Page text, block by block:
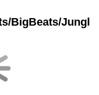
BigBeats/Jungl